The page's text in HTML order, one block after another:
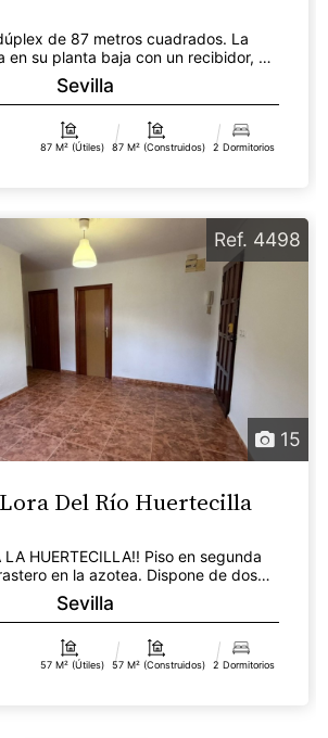
de 87 metros cuadrados. La
en su planta baja con un recibidor, un
boni...
Sevilla
87 M² (útiles) 87 M² (construidos) 2 Dormitorios
15
Ref. 4498
Del Río Huertecilla
Piso en segunda
la azotea. Dispone de dos
dormitoir...
Sevilla
57 M² (útiles) 57 M² (construidos) 2 Dormitorios